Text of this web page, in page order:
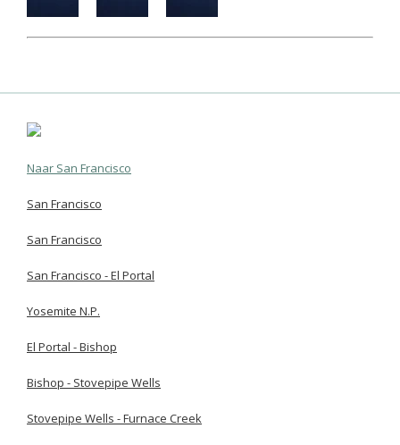
Naar San Francisco
San Francisco
San Francisco
San Francisco - El Portal
Yosemite N.P.
El Portal - Bishop
Bishop - Stovepipe Wells
Stovepipe Wells - Furnace Creek